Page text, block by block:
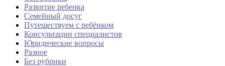
Развитие ребенка
Семейный досуг
Путешествуем с ребёнком
Консультации специалистов
Юридические вопросы
Разное
Без рубрики